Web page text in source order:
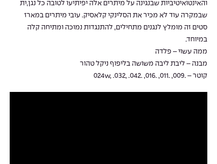
והאינטואיטיביות שבנגינה על מיתרים אלה יפיתיעו לטובה כל נגן,ית
שבמקרה עוד לא מכיר את הסלינקי קלאסיק. עובי מיתרים במארז
סטים זה מומלץ לנגנים מתחילים, להתנגדות נמוכה ומתיחה קלה
במיוחד.
ממה עשוי – פלדה
מבנה – ליבת ליבה משושה בליפוף ניקל טהור
קוטר – .009, .011, .016, .024w, .032, .042